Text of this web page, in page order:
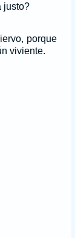
justo?
porque
viviente.